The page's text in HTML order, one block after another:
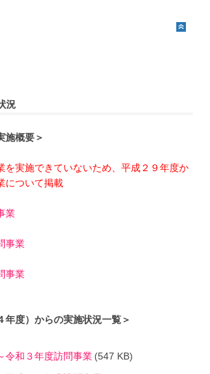
況
施概要＞
を実施できていないため、平成２９年度か
について掲載
業
事業
事業
年度）からの実施状況一覧＞
令和３年度訪問事業 (547 KB)